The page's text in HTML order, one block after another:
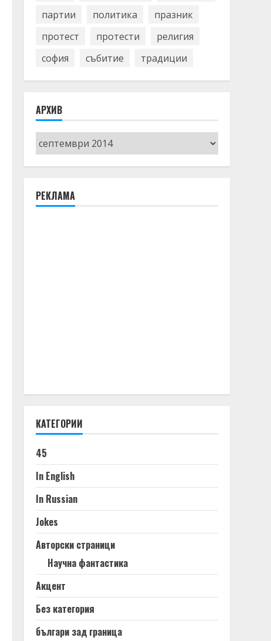
партии
политика
празник
протест
протести
религия
софия
събитие традиции
АРХИВ
Архив
РЕКЛАМА
КАТЕГОРИИ
45
In English
In Russian
Jokes
Авторски страници
Научна фантастика
Акцент
Без категория
българи зад граница